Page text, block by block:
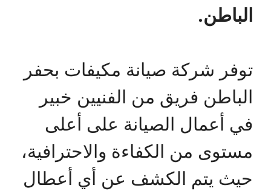
الباطن.
توفر شركة صيانة مكيفات بحفر
الباطن فريق من الفنيين خبير
في أعمال الصيانة على أعلى
مستوى من الكفاءة والاحترافية،
حيث يتم الكشف عن أي أعطال